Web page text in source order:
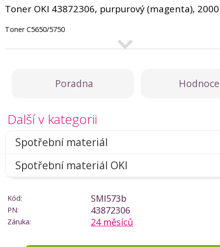
Toner OKI 43872306, purpurový (magenta),
Toner C5650/5750
Poradna
Další v kategorii
Spotřební materiál
Spotřební materiál OKI
Kód: SMI573b
PN: 43872306
Záruka: 24 měsíců